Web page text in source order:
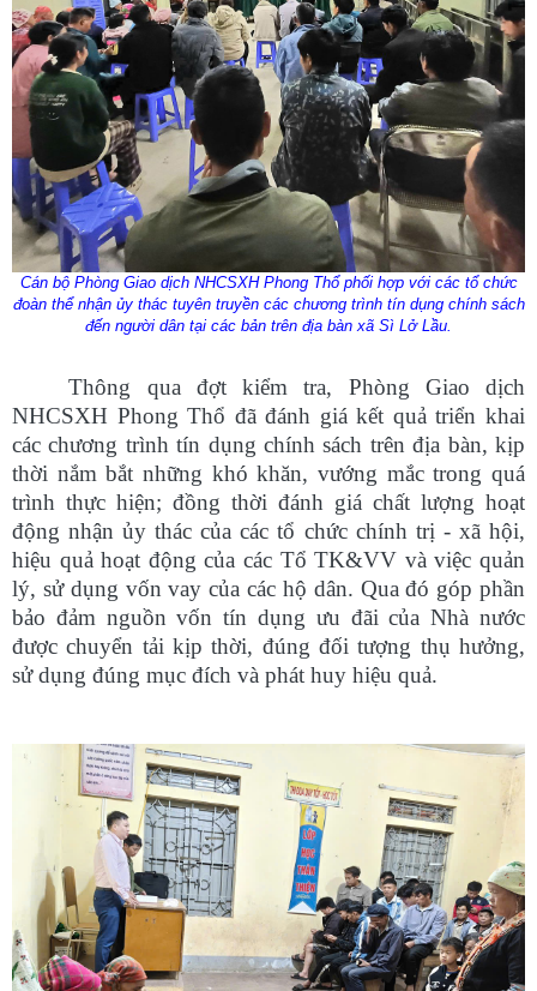
Cán bộ Phòng Giao dịch NHCSXH Phong Thổ phối hợp với các tổ chức
đoàn thể nhận ủy thác tuyên truyền các chương trình tín dụng chính sách
đến người dân tại các bản trên địa bàn xã Sì Lở Lầu.
Thông qua đợt kiểm tra, Phòng Giao dịch
NHCSXH Phong Thổ đã đánh giá kết quả triển khai
các chương trình tín dụng chính sách trên địa bàn, kịp
thời nắm bắt những khó khăn, vướng mắc trong quá
trình thực hiện; đồng thời đánh giá chất lượng hoạt
động nhận ủy thác của các tổ chức chính trị - xã hội,
hiệu quả hoạt động của các Tổ TK&VV và việc quản
lý, sử dụng vốn vay của các hộ dân. Qua đó góp phần
bảo đảm nguồn vốn tín dụng ưu đãi của Nhà nước
được chuyển tải kịp thời, đúng đối tượng thụ hưởng,
sử dụng đúng mục đích và phát huy hiệu quả.